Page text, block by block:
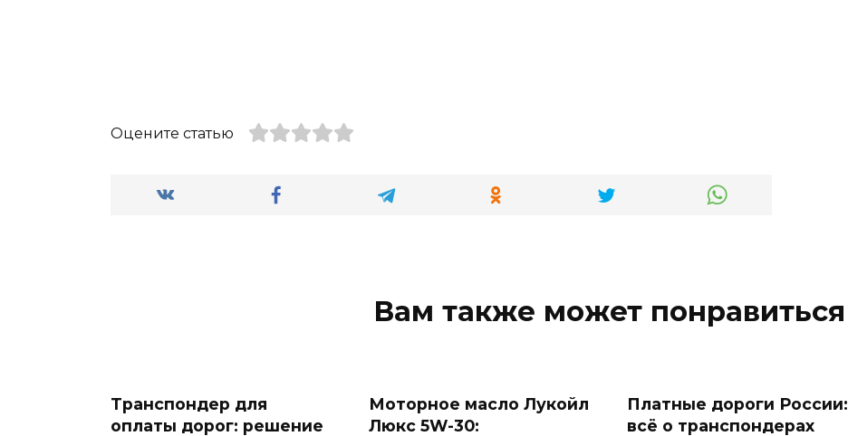
Оцените статью
Вам также может понравиться
Транспондер для
оплаты дорог: решение
Моторное масло Лукойл
Люкс 5W-30:
Платные дороги России:
всё о транспондерах